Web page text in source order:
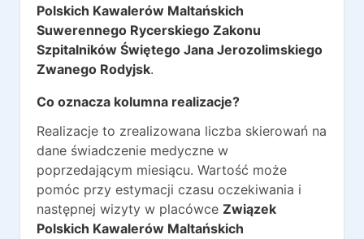
Polskich Kawalerów Maltańskich
Suwerennego Rycerskiego Zakonu
Szpitalników Świętego Jana Jerozolimskiego
Zwanego Rodyjsk.
Co oznacza kolumna realizacje?
Realizacje to zrealizowana liczba skierowań na
dane świadczenie medyczne w
poprzedającym miesiącu. Wartość może
pomóc przy estymacji czasu oczekiwania i
następnej wizyty w placówce Związek
Polskich Kawalerów Maltańskich